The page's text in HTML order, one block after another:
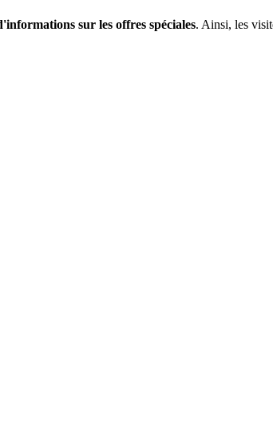
sur les offres spéciales. Ainsi, les